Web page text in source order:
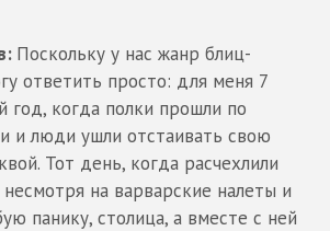
Поскольку у нас жанр блиц-
ответить просто: для меня 7
год, когда полки прошли по
и люди ушли отстаивать свою
Тот день, когда расчехлили
на варварские налеты и
панику, столица, а вместе с ней